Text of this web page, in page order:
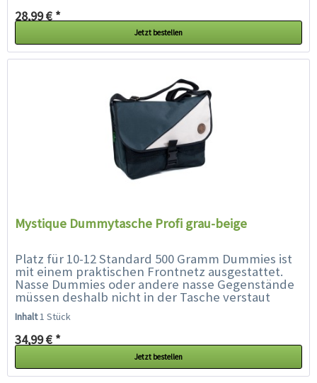
28,99 € *
Jetzt bestellen
Mystique Dummytasche Profi grau-beige
Platz für 10-12 Standard 500 Gramm Dummies ist
mit einem praktischen Frontnetz ausgestattet.
Nasse Dummies oder andere nasse Gegenstände
müssen deshalb nicht in der Tasche verstaut
werden, sondern können im Frontnetz
transportiert...
Inhalt1 Stück
34,99 € *
Jetzt bestellen